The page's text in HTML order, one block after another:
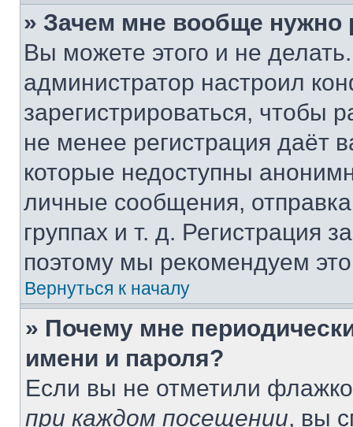
» Зачем мне вообще нужно
Вы можете этого и не
администратор настроил
зарегистрироваться, чтобы
не менее регистрация даёт
которые недоступны
личные сообщения,
группах и т. д. Регистрация
поэтому мы рекомендуем
Вернуться к началу
» Почему мне
имени и пароля?
Если вы не отметили
при каждом посещении, вы